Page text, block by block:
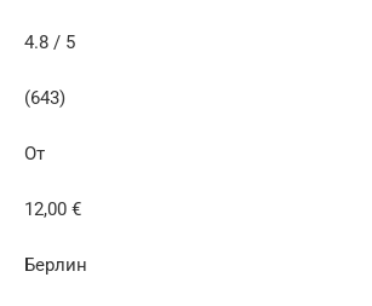
4.8 / 5
(643)
От
12,00 €
Берлин